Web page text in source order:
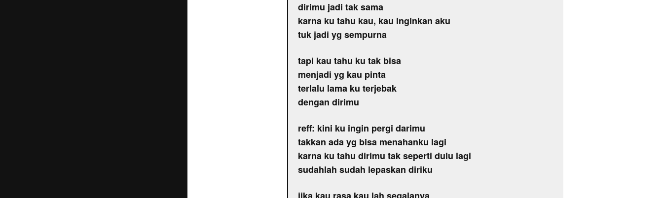
dirimu jadi tak sama
karna ku tahu kau, kau inginkan aku
tuk jadi yg sempurna
tapi kau tahu ku tak bisa
menjadi yg kau pinta
terlalu lama ku terjebak
dengan dirimu
reff: kini ku ingin pergi darimu
takkan ada yg bisa menahanku lagi
karna ku tahu dirimu tak seperti dulu lagi
sudahlah sudah lepaskan diriku